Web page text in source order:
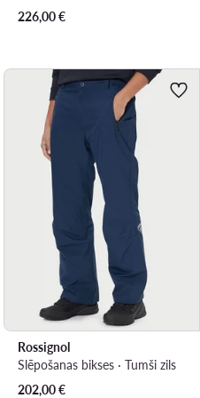
226,00€
Rossignol
Slēpošanas bikses · Tumši zils
202,00€